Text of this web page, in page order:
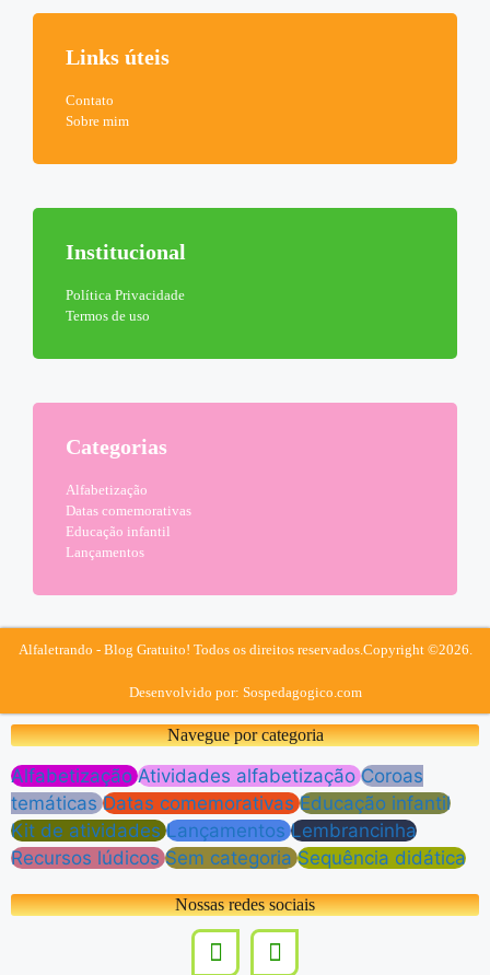
Links úteis
Contato
Sobre mim
Institucional
Política Privacidade
Termos de uso
Categorias
Alfabetização
Datas comemorativas
Educação infantil
Lançamentos
Alfaletrando - Blog Gratuito! Todos os direitos reservados.Copyright ©2026.
Desenvolvido por: Sospedagogico.com
Navegue por categoria
Alfabetização Atividades alfabetização Coroas
temáticas Datas comemorativas Educação infantil
Kit de atividades Lançamentos Lembrancinha
Recursos lúdicos Sem categoria Sequência didática
Nossas redes sociais